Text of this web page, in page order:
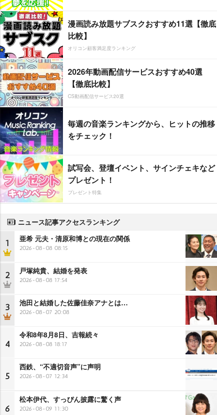
漫画読み放題サブスクおすすめ11選【徹底
比較】
オリコン顧客満足度ランキング
2026年動画配信サービスおすすめ40選
【徹底比較】
CS動画配信サービス20選
毎週の音楽ランキングから、ヒットの推移
をチェック！
試写会、登壇イベント、サインチェキなど
プレゼント！
プレゼント特集
ニュース記事アクセスランキング
1 亜希 元夫・清原和博との現在の関係
2026-08-08 08:15
2 戸塚純貴、結婚を発表
2026-08-08 17:54
3 池田と結婚した佐藤佳奈アナとは…
2026-08-07 20:08
4
令和8年8月8日、吉報続々
2026-08-08 18:17
5
西鉄、“不適切音声”に声明
2026-08-07 12:34
6
松本伊代、すっぴん披露に驚く声
2026-08-09 11:30